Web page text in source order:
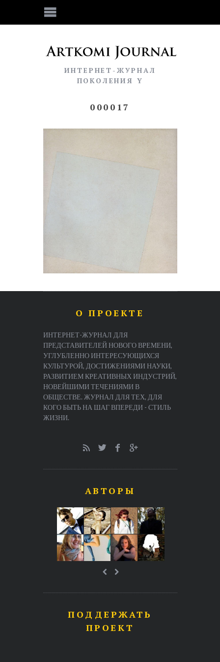
ИНТЕРНЕТ-ЖУРНАЛ
ПОКОЛЕНИЯ Y
000017
О ПРОЕКТЕ
ИНТЕРНЕТ-ЖУРНАЛ ДЛЯ
ПРЕДСТАВИТЕЛЕЙ НОВОГО ВРЕМЕНИ,
УГЛУБЛЕННО ИНТЕРЕСУЮЩИХСЯ
КУЛЬТУРОЙ, ДОСТИЖЕНИЯМИ НАУКИ,
РАЗВИТИЕМ КРЕАТИВНЫХ ИНДУСТРИЙ,
НОВЕЙШИМИ ТЕЧЕНИЯМИ В
ОБЩЕСТВЕ. ЖУРНАЛ ДЛЯ ТЕХ, ДЛЯ
КОГО БЫТЬ НА ШАГ ВПЕРЕДИ - СТИЛЬ
ЖИЗНИ.
АВТОРЫ
ПОДДЕРЖАТЬ
ПРОЕКТ